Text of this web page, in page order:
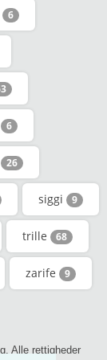
6
6
26
siggi 9
trille 68
zarife 9
Alle rettigheder